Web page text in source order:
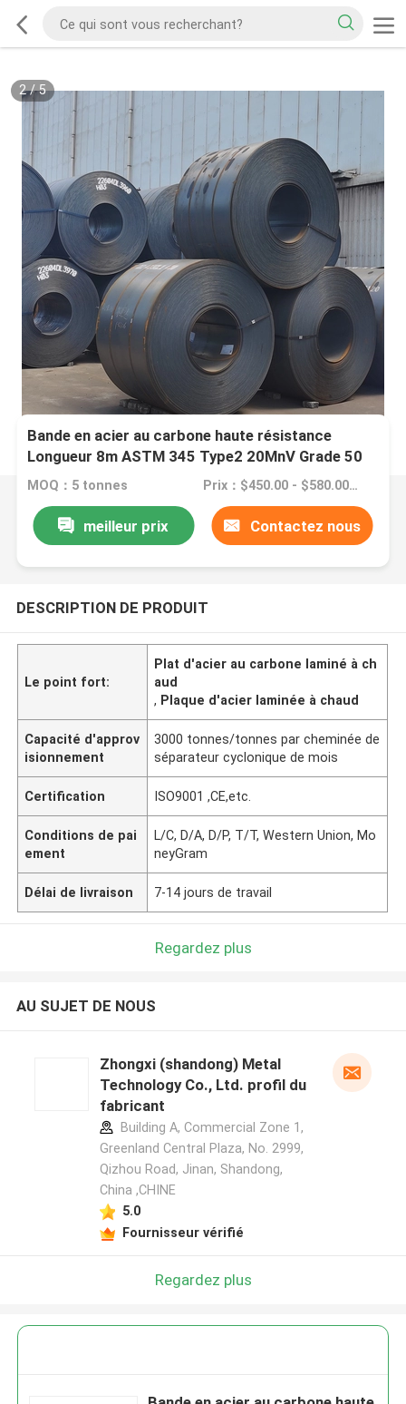
2/5
Bande en acier au carbone haute résistance
Longueur 8m ASTM 345 Type2 20MnV Grade 50
MOQ：5 tonnes Prix：$450.00 - $580.00/Tons
meilleur prix Contactez nous
DESCRIPTION DE PRODUIT
Le point fort:
Plat d'acier au carbone laminé à ch
aud
, Plaque d'acier laminée à chaud
Capacité d'approv
isionnement
3000 tonnes/tonnes par cheminée de
séparateur cyclonique de mois
Certification ISO9001 ,CE,etc.
Conditions de pai
ement
L/C, D/A, D/P, T/T, Western Union, Mo
neyGram
Délai de livraison 7-14 jours de travail
Regardez plus
AU SUJET DE NOUS
Zhongxi (shandong) Metal
Technology Co., Ltd. profil du
fabricant
Building A, Commercial Zone 1,
Greenland Central Plaza, No. 2999,
Qizhou Road, Jinan, Shandong,
China ,CHINE
5.0
Fournisseur vérifié
Regardez plus